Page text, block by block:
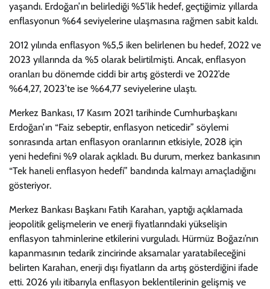
yaşandı. Erdoğan’ın belirlediği %5’lik hedef, geçtiğimiz yıllarda
enflasyonun %64 seviyelerine ulaşmasına rağmen sabit kaldı.
2012 yılında enflasyon %5,5 iken belirlenen bu hedef, 2022 ve
2023 yıllarında da %5 olarak belirtilmişti. Ancak, enflasyon
oranları bu dönemde ciddi bir artış gösterdi ve 2022’de
%64,27, 2023’te ise %64,77 seviyelerine ulaştı.
Merkez Bankası, 17 Kasım 2021 tarihinde Cumhurbaşkanı
Erdoğan’ın “Faiz sebeptir, enflasyon neticedir” söylemi
sonrasında artan enflasyon oranlarının etkisiyle, 2028 için
yeni hedefini %9 olarak açıkladı. Bu durum, merkez bankasının
“Tek haneli enflasyon hedefi” bandında kalmayı amaçladığını
gösteriyor.
Merkez Bankası Başkanı Fatih Karahan, yaptığı açıklamada
jeopolitik gelişmelerin ve enerji fiyatlarındaki yükselişin
enflasyon tahminlerine etkilerini vurguladı. Hürmüz Boğazı’nın
kapanmasının tedarik zincirinde aksamalar yaratabileceğini
belirten Karahan, enerji dışı fiyatların da artış gösterdiğini ifade
etti. 2026 yılı itibarıyla enflasyon beklentilerinin gelişmiş ve